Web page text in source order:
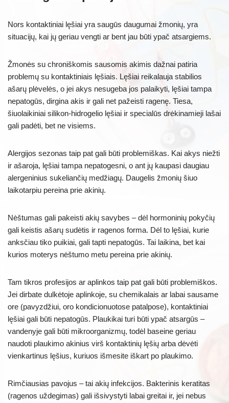
Nors kontaktiniai lęšiai yra saugūs daugumai žmonių, yra
situacijų, kai jų geriau vengti ar bent jau būti ypač atsargiems.
Žmonės su chroniškomis sausomis akimis dažnai patiria
problemų su kontaktiniais lęšiais. Lęšiai reikalauja stabilios
ašarų plėvelės, o jei akys nesugeba jos palaikyti, lęšiai tampa
nepatogūs, dirgina akis ir gali net pažeisti ragenę. Tiesa,
šiuolaikiniai silikon-hidrogelio lęšiai ir specialūs drėkinamieji lašai
gali padėti, bet ne visiems.
Alergijos sezonas taip pat gali būti problemiškas. Kai akys niežti
ir ašaroja, lęšiai tampa nepatogesni, o ant jų kaupasi daugiau
alergeninius sukeliančių medžiagų. Daugelis žmonių šiuo
laikotarpiu pereina prie akinių.
Nėštumas gali pakeisti akių savybes – dėl hormoninių pokyčių
gali keistis ašarų sudėtis ir ragenos forma. Dėl to lęšiai, kurie
anksčiau tiko puikiai, gali tapti nepatogūs. Tai laikina, bet kai
kurios moterys nėštumo metu pereina prie akinių.
Tam tikros profesijos ar aplinkos taip pat gali būti problemiškos.
Jei dirbate dulkėtoje aplinkoje, su chemikalais ar labai sausame
ore (pavyzdžiui, oro kondicionuotose patalpose), kontaktiniai
lęšiai gali būti nepatogūs. Plaukikai turi būti ypač atsargūs –
vandenyje gali būti mikroorganizmų, todėl baseine geriau
naudoti plaukimo akinius virš kontaktinių lęšių arba dėvėti
vienkartinus lęšius, kuriuos išmesite iškart po plaukimo.
Rimčiausias pavojus – tai akių infekcijos. Bakterinis keratitas
(ragenos uždegimas) gali išsivystyti labai greitai ir, jei nebus